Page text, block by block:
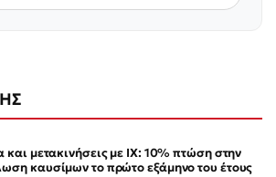
και μετακινήσεις με ΙΧ: 10% πτώση στην
καυσίμων το πρώτο εξάμηνο του έτους